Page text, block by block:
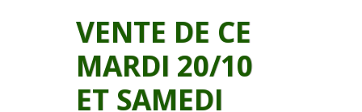
VENTE DE CE
MARDI 20/10
ET SAMEDI